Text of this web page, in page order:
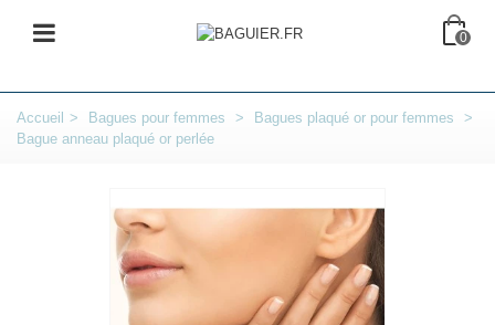
0
Accueil > Bagues pour femmes > Bagues plaqué or pour femmes
>
Bague anneau plaqué or perlée